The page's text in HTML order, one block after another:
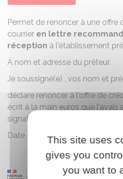
Permet de renoncer à une offre
courrier en lettre
réception à l'établissement
À nom et adresse du prêteur.
Je soussigné(e) , vos nom et
déclare renoncer à l'offre de
écrit à la main euros que j'avais
signature de l'emprunt écrite à la
Date et signature de l'emprunteur
This site uses
gives you
you want to